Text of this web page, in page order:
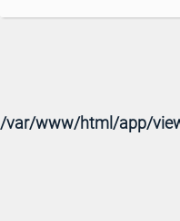
/var/www/html/app/